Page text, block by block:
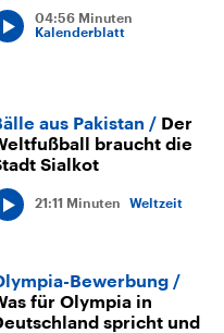
04:56 Minuten
Kalenderblatt
aus Pakistan
Der
braucht die
Sialkot
21:11 Minuten Weltzeit
Bewerbung
für Olympia in
spricht und